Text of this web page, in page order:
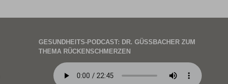
GESUNDHEITS-PODCAST: DR. GÜSSBACHER ZUM T
HEMA RÜCKENSCHMERZEN